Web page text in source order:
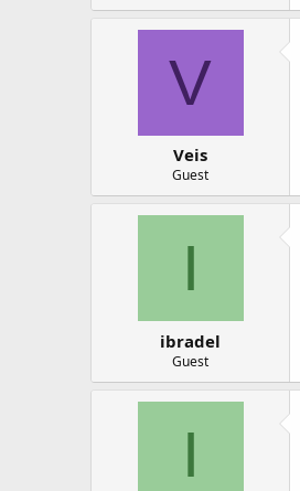
V
Veis
Guest
I
ibradel
Guest
I